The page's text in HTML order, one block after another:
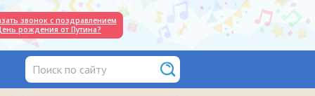
звонок с поздравлением
рождения от Путина?